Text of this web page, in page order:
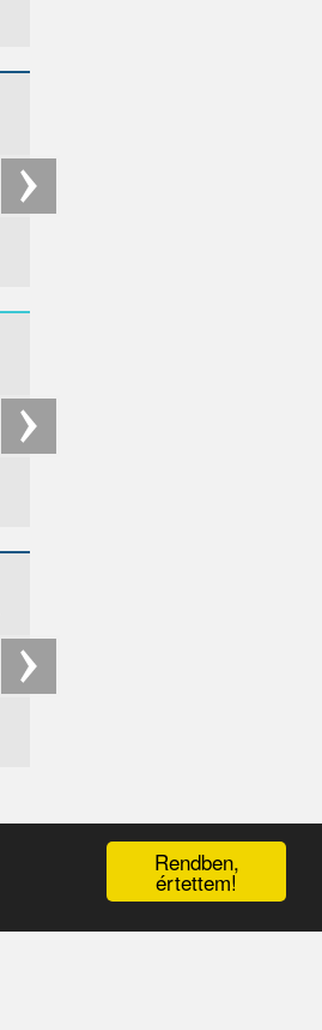
Rendben,
értettem!